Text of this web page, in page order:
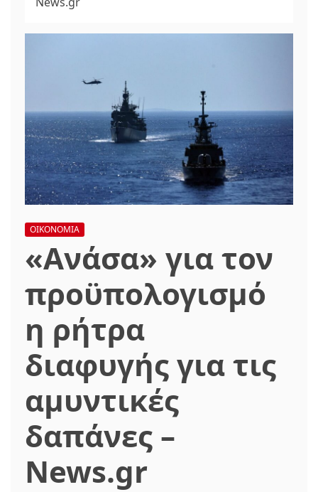
ΟΙΚΟΝΟΜΙΑ
«Ανάσα» για τον
προϋπολογισμό
η ρήτρα
διαφυγής για τις
αμυντικές
δαπάνες –
News.gr